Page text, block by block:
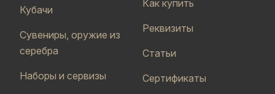
Кубачи
Сувениры, оружие из
серебра
Наборы и сервизы
Как купить
Реквизиты
Статьи
Сертификаты